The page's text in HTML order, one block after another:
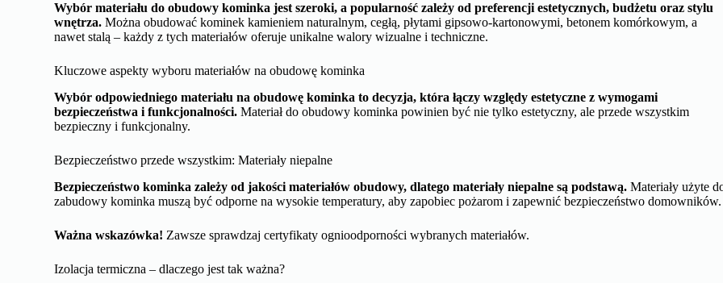
Wybór materiału do obudowy kominka jest szeroki, a popularność zależy od preferencji estetycznych, budżetu oraz stylu
wnętrza. Można obudować kominek kamieniem naturalnym, cegłą, płytami gipsowo-kartonowymi, betonem komórkowym, a
nawet stalą – każdy z tych materiałów oferuje unikalne walory wizualne i techniczne.
Kluczowe aspekty wyboru materiałów na obudowę kominka
Wybór odpowiedniego materiału na obudowę kominka to decyzja, która łączy względy estetyczne z wymogami
bezpieczeństwa i funkcjonalności. Materiał do obudowy kominka powinien być nie tylko estetyczny, ale przede wszystkim
bezpieczny i funkcjonalny.
Bezpieczeństwo przede wszystkim: Materiały niepalne
Bezpieczeństwo kominka zależy od jakości materiałów obudowy, dlatego materiały niepalne są podstawą. Materiały użyte
zabudowy kominka muszą być odporne na wysokie temperatury, aby zapobiec pożarom i zapewnić bezpieczeństwo domowników.
Ważna wskazówka! Zawsze sprawdzaj certyfikaty ognioodporności wybranych materiałów.
Izolacja termiczna – dlaczego jest tak ważna?